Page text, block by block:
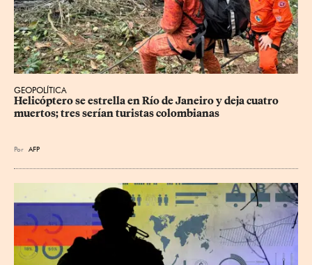
GEOPOLÍTICA
Helicóptero se estrella en Río de Janeiro y deja cuatro
muertos; tres serían turistas colombianas
Por AFP